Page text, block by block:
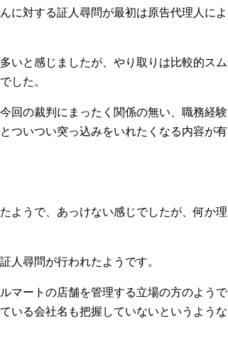
に対する証人尋問が最初は原告代理人によ
いと感じましたが、やり取りは比較的スム
した。
回の裁判にまったく関係の無い、職務経験
ついつい突っ込みをいれたくなる内容が有
ようで、あっけない感じでしたが、何か理
人尋問が行われたようです。
マートの店舗を管理する立場の方のようで
いる会社名も把握していないというような